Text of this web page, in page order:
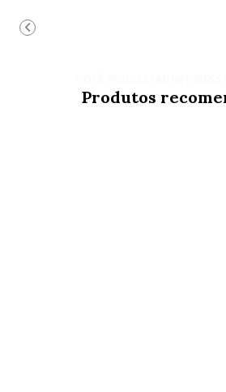
Produtos